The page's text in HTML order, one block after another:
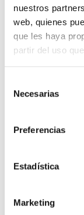
nuestros
web, quienes
que les haya
partir del uso
Necesarias
Preferencias
Estadística
Marketing
Cral, tour
En base a